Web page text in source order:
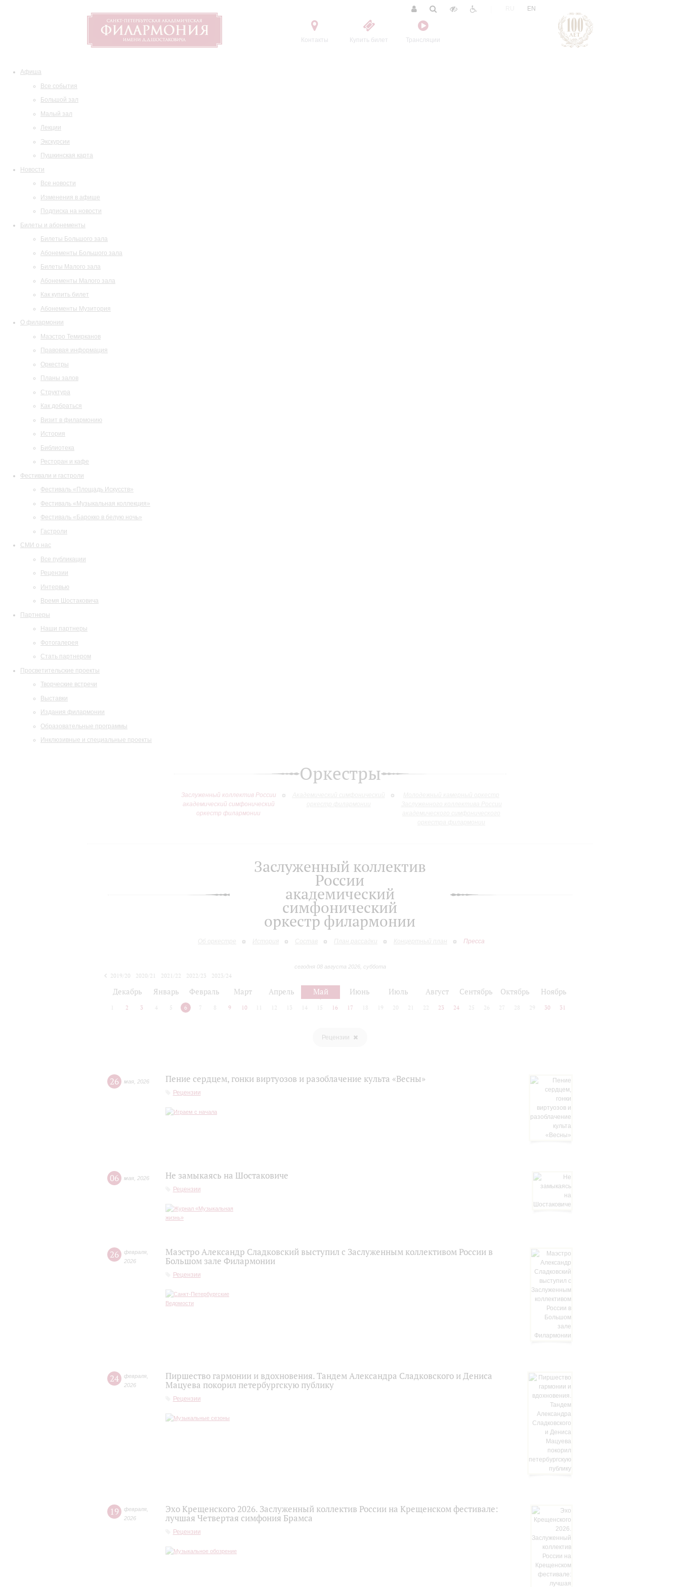
Контакты Купить билет Трансляции
EN
Афиша
Все события
Большой зал
Малый зал
Лекции
Экскурсии
Пушкинская карта
Новости
Все новости
Изменения в афише
Подписка на новости
Билеты и абонементы
Билеты Большого зала
Абонементы Большого зала
Билеты Малого зала
Абонементы Малого зала
Как купить билет
Абонементы Музитория
О филармонии
Маэстро Темирканов
Правовая информация
Оркестры
Планы залов
Структура
Как добраться
Визит в филармонию
История
Библиотека
Ресторан и кафе
Фестивали и гастроли
Фестиваль «Площадь Искусств»
Фестиваль «Музыкальная коллекция»
Фестиваль «Барокко в белую ночь»
Гастроли
СМИ о нас
Все публикации
Рецензии
Интервью
Время Шостаковича
Партнеры
Наши партнеры
Фотогалерея
Стать партнером
Просветительские проекты
Творческие встречи
Выставки
Издания филармонии
Образовательные программы
Инклюзивные и специальные проекты
Оркестры
Заслуженный коллектив России
академический симфонический
оркестр филармонии
Заслуженный коллектив
России
академический
симфонический
оркестр филармонии
Об оркестре История Состав План рассадки Концертный план Пресса
сегодня 08 августа 2026, суббота
2019/20 2020/21 2021/22 2022/23
2023/24
Декабрь Январь Февраль Март Апрель Май Июнь Июль Август Сентябрь Октябрь Ноябрь
2 3 4 5 6 7 8 9 10 12 13 14 15 16 17 18 19 20 21 22 23 24 25 26 27 28 29 30 31
Рецензии
26 мая 2026 Пение сердцем, гонки виртуозов и разоблачение культа «Весны»
Рецензии
06 мая 2026 Не замыкаясь на Шостаковиче
Рецензии
26 февраля
2026
Маэстро Александр Сладковский выступил с Заслуженным коллективом России в
Большом зале Филармонии
Рецензии
24 февраля
2026
Пиршество гармонии и вдохновения. Тандем Александра Сладковского и Дениса
Мацуева покорил петербургскую публику
Рецензии
19 февраля
2026
Эхо Крещенского 2026. Заслуженный коллектив России на Крещенском фестивале:
лучшая Четвертая симфония Брамса
Рецензии